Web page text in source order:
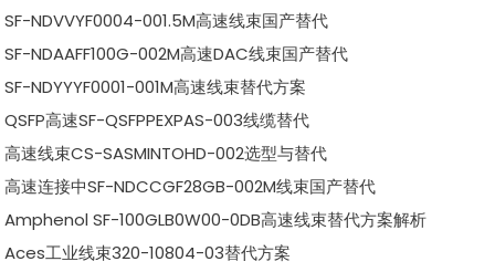
SF-NDVVYF0004-001.5M高速线束国产替代
SF-NDAAFF100G-002M高速DAC线束国产替代
SF-NDYYYF0001-001M高速线束替代方案
QSFP高速SF-QSFPPEXPAS-003线缆替代
高速线束CS-SASMINTOHD-002选型与替代
高速连接中SF-NDCCGF28GB-002M线束国产替代
Amphenol SF-100GLB0W00-0DB高速线束替代方案解析
Aces工业线束320-10804-03替代方案